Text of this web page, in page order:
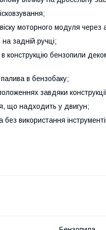
моторного модуля
задній ручці;
конструкцію бензопили
в бензобаку;
завдяки
що надходить у двигун;
використання